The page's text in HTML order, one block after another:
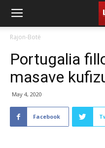
Rajon-Botë
Portugalia
masave
May 4, 2020
Facebook